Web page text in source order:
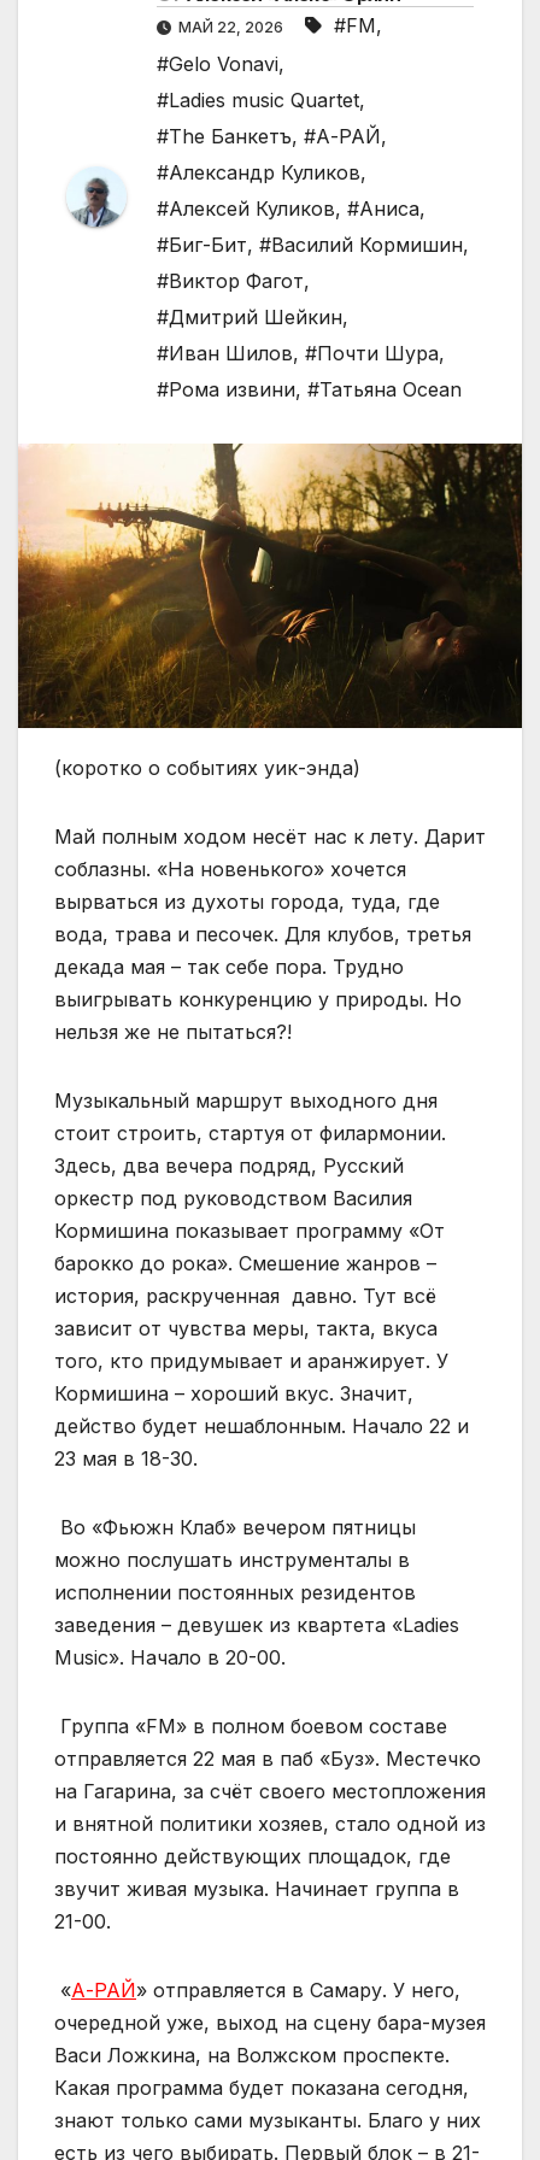
МАЙ 22, 2026 #FM,
#Gelo Vonavi,
#Ladies music Quartet,
#The Банкетъ, #А-РАЙ,
#Александр Куликов,
#Алексей Куликов, #Аниса,
#Биг-Бит, #Василий Кормишин,
#Виктор Фагот,
#Дмитрий Шейкин,
#Иван Шилов, #Почти Шура,
#Рома извини, #Татьяна Ocean
(коротко о событиях уик-энда)
Май полным ходом несёт нас к лету. Дарит
соблазны. «На новенького» хочется
вырваться из духоты города, туда, где
вода, трава и песочек. Для клубов, третья
декада мая – так себе пора. Трудно
выигрывать конкуренцию у природы. Но
нельзя же не пытаться?!
Музыкальный маршрут выходного дня
стоит строить, стартуя от филармонии.
Здесь, два вечера подряд, Русский
оркестр под руководством Василия
Кормишина показывает программу «От
барокко до рока». Смешение жанров –
история, раскрученная давно. Тут всё
зависит от чувства меры, такта, вкуса
того, кто придумывает и аранжирует. У
Кормишина – хороший вкус. Значит,
действо будет нешаблонным. Начало 22 и
23 мая в 18-30.
Во «Фьюжн Клаб» вечером пятницы
можно послушать инструменталы в
исполнении постоянных резидентов
заведения – девушек из квартета «Ladies
Music». Начало в 20-00.
Группа «FM» в полном боевом составе
отправляется 22 мая в паб «Буз». Местечко
на Гагарина, за счёт своего местопложения
и внятной политики хозяев, стало одной из
постоянно действующих площадок, где
звучит живая музыка. Начинает группа в
21-00.
«А-РАЙ» отправляется в Самару. У него,
очередной уже, выход на сцену бара-музея
Васи Ложкина, на Волжском проспекте.
Какая программа будет показана сегодня,
знают только сами музыканты. Благо у них
есть из чего выбирать. Первый блок – в 21-